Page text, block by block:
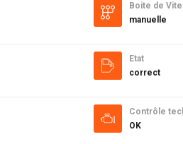
Boite de
manuelle
Etat
correct
Contrôle
OK